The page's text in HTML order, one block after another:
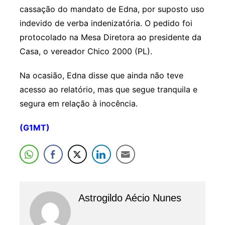
cassação do mandato de Edna, por suposto uso
indevido de verba indenizatória. O pedido foi
protocolado na Mesa Diretora ao presidente da
Casa, o vereador Chico 2000 (PL).
Na ocasião, Edna disse que ainda não teve
acesso ao relatório, mas que segue tranquila e
segura em relação à inocência.
(G1MT)
Astrogildo Aécio Nunes